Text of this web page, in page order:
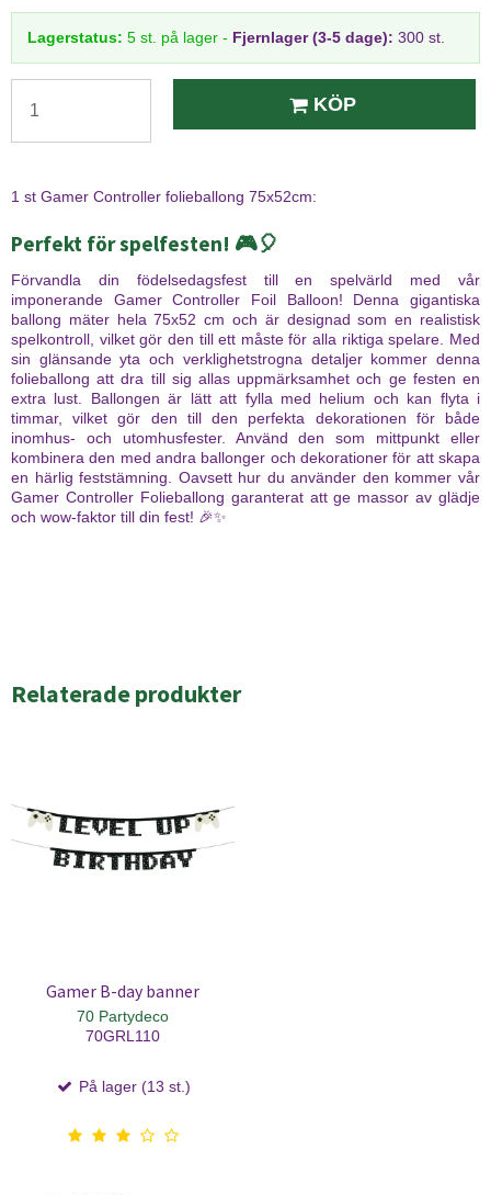
Lagerstatus: 5 st. på lager - Fjernlager (3-5 dage): 300 st.
KÖP
1 st Gamer Controller folieballong 75x52cm:
Perfekt för spelfesten! 🎮🎈
Förvandla din födelsedagsfest till en spelvärld med vår
imponerande Gamer Controller Foil Balloon! Denna gigantiska
ballong mäter hela 75x52 cm och är designad som en realistisk
spelkontroll, vilket gör den till ett måste för alla riktiga spelare. Med
sin glänsande yta och verklighetstrogna detaljer kommer denna
folieballong att dra till sig allas uppmärksamhet och ge festen en
extra lust. Ballongen är lätt att fylla med helium och kan flyta i
timmar, vilket gör den till den perfekta dekorationen för både
inomhus- och utomhusfester. Använd den som mittpunkt eller
kombinera den med andra ballonger och dekorationer för att skapa
en härlig feststämning. Oavsett hur du använder den kommer vår
Gamer Controller Folieballong garanterat att ge massor av glädje
och wow-faktor till din fest! 🎉✨
Relaterade produkter
Gamer B-day banner
70 Partydeco
70GRL110
På lager (13 st.)